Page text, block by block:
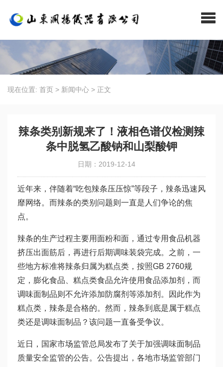
现在位置: 首页 > 新闻中心 > 正文
辣条类别新规来了！液相色谱仪检测辣
条中脱氢乙酸钠和山梨酸钾
日期：2019-12-14
近年来，伴随着“吃包辣条压压惊”等段子，辣条迅速风
靡网络。而辣条的类别问题则一直是人们争论的焦
点。
辣条的生产过程主要用面粉和面，通过专用食品机器
挤压出面筋后，再进行后期调味装袋完成。之前，一
些地方标准将辣条归属为糕点类，按照GB 2760规
定，膨化食品、糕点类食品允许使用食品添加剂，而
调味面制品则不允许添加防腐剂等添加剂。因此作为
糕点类，辣条是合格的。然而，辣条到底是属于糕点
类还是调味面制品？该问题一直备受争议。
近日，国家市场监管总局发布了关于加强调味面制品
质量安全监管的公告。公告提出，各地市场监管部门